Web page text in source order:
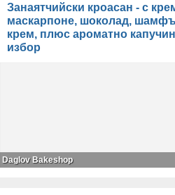
Занаятчийски кроасан - с
маскарпоне, шоколад,
крем, плюс ароматно
избор
Daglov Bakeshop